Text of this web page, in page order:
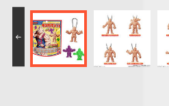
スーパー戦隊シリー
ズ